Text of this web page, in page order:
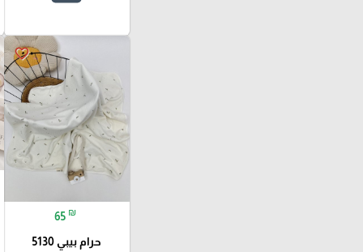
favorite_border
65 ₪
حرام بيبي 5130